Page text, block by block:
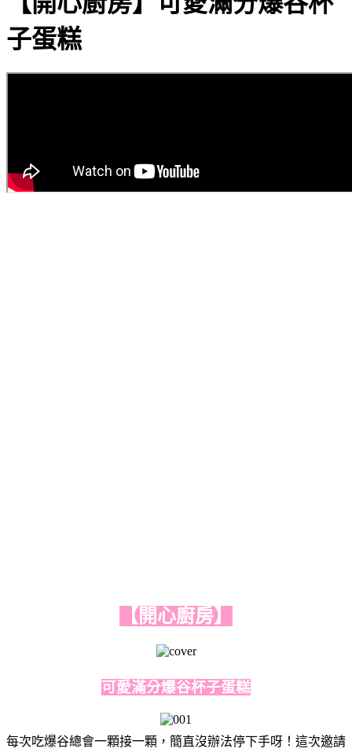
子蛋糕
【開心廚房】
可愛滿分爆谷杯子蛋糕
每次吃爆谷總會一顆接一顆，簡直沒辦法停下手呀！這次邀請